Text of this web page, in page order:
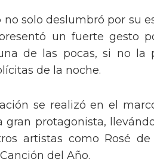
no solo deslumbró por su
un fuerte gesto
de las pocas, si no la
de la noche.
se realizó en el
gran protagonista,
artistas como Rosé de
del Año.